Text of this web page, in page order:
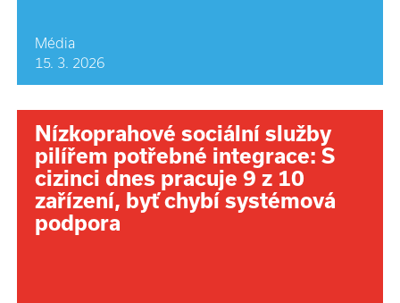
Média
15. 3. 2026
Nízkoprahové sociální služby
pilířem potřebné integrace: S
cizinci dnes pracuje 9 z 10
zařízení, byť chybí systémová
podpora